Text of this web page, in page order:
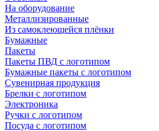
На оборудование
Металлизированные
Из самоклеющейся плёнки
Бумажные
Пакеты
Пакеты ПВД с логотипом
Бумажные пакеты с логотипом
Сувенирная продукция
Брелки с логотипом
Электроника
Ручки с логотипом
Посуда с логотипом